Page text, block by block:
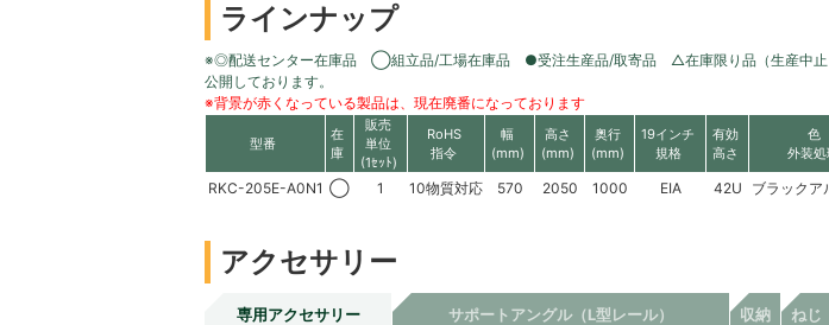
ラインナップ
※◎配送センター在庫品 ◯組立品/工場在庫品 ●受注生産品/取寄品 △在庫限り品（生産中止
公開しております。
※背景が赤くなっている製品は、現在廃番になっております
型番
在
庫
販売
単位
(1ｾｯﾄ)
RoHS
指令
幅
(mm)
高さ
(mm)
奥行
(mm)
19インチ
規格
有効
高さ
色
外装処
RKC-205E-A0N1 ◯ 1 10物質対応 570 2050 1000 EIA 42U ブラックア
アクセサリー
専用アクセサリー サポートアングル（L型レール） 収納 ねじ